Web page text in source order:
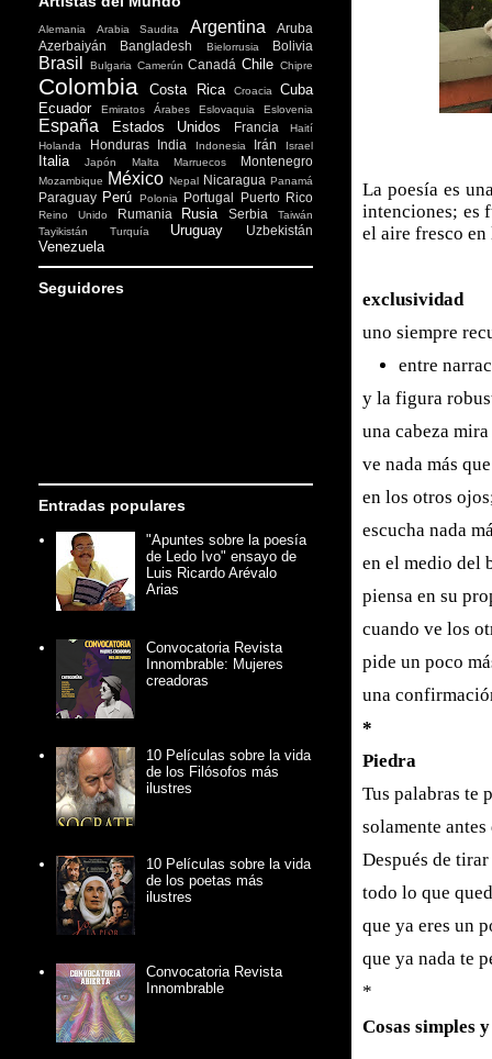
La poesía es
intenciones; es
el aire fresco
exclusividad
uno siempre
entre
y la figura
una cabeza
ve nada más
en los otros
escucha nada
en el medio del
piensa en su
cuando ve los
pide un poco
una
*
Piedra
Tus palabras te
solamente
Después de
todo lo que
que ya eres un
que ya nada te
*
Cosas simples
Alemania Arabia Saudita Argentina
Aruba
Azerbaiyán
Bangladesh Bielorrusia Bolivia
Brasil Bulgaria Camerún Canadá Chile Chipre
Colombia Costa Rica Croacia
Cuba
Ecuador
Emiratos Árabes Eslovaquia Eslovenia
España Estados Unidos Francia
Haití
Holanda
Honduras India Indonesia Irán Israel
Italia Japón Malta Marruecos Montenegro
Mozambique México Nepal Nicaragua Panamá
Paraguay Perú Polonia Portugal Puerto Rico
Reino Unido Rumania Rusia Serbia
Taiwán
Tayikistán
Turquía Uruguay Uzbekistán
Venezuela
Seguidores
Entradas populares
"Apuntes sobre la poesía
de Ledo Ivo" ensayo de
Luis Ricardo Arévalo
Arias
Convocatoria Revista
Innombrable: Mujeres
creadoras
10 Películas sobre la vida
de los Filósofos más
ilustres
10 Películas sobre la vida
de los poetas más
ilustres
Convocatoria Revista
Innombrable